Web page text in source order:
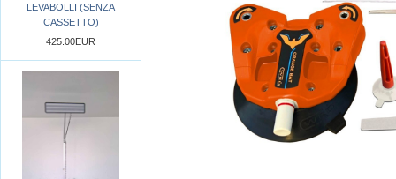
LEVABOLLI (SENZA
CASSETTO)
425.00EUR